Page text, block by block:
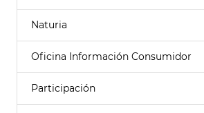
Naturia
Oficina Información Consumidor
Participación